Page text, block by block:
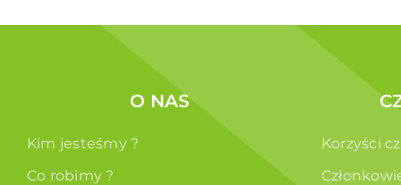
O NAS
Kim jesteśmy ?
Co robimy ?
Korzyści